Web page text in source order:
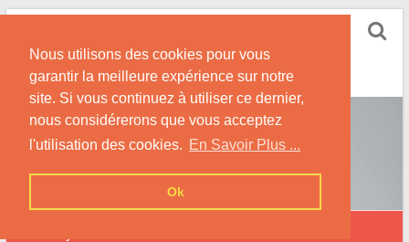
Nous utilisons des cookies pour vous
garantir la meilleure expérience sur notre
site. Si vous continuez à utiliser ce dernier,
nous considérerons que vous acceptez
l'utilisation des cookies. En Savoir Plus ...
Ok
Skip
content
Conseils et Infos pour la Rencontre d'une Belle
Africaine !